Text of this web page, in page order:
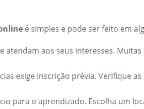
é simples e pode ser feito em
atendam aos seus interesses.
exige inscrição prévia. Verifique
para o aprendizado. Escolha um